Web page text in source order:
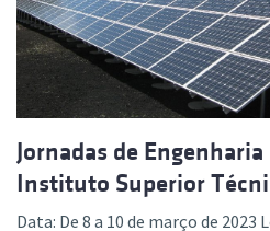
Jornadas de
Instituto Superior
Data: De 8 a 10 de março de 2023